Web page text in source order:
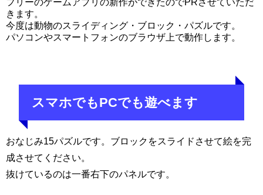
きます。
今度は動物のスライディング・ブロック・パズルです。
パソコンやスマートフォンのブラウザ上で動作します。
スマホでもPCでも遊べます
おなじみ15パズルです。ブロックをスライドさせて絵を完
成させてください。
抜けているのは一番右下のパネルです。